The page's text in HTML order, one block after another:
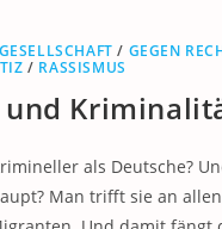
/ GEGEN
/ RASSISMUS
als Deutsche?
Man trifft sie an